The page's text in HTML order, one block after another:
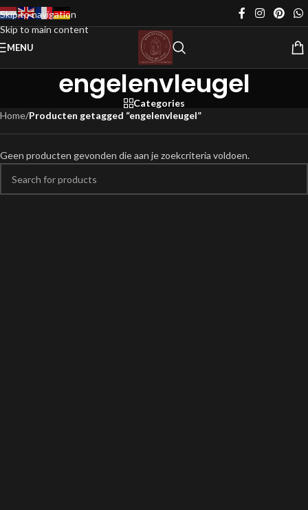
Skip to navigation
Skip to main content
MENU
engelenvleugel
Categories
Home/Producten getagged “engelenvleugel”
Geen producten gevonden die aan je zoekcriteria voldoen.